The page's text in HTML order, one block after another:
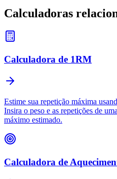
Calculadoras
Calculadora de 1RM
Estime sua repetição máxima
Insira o peso e as repetições de
máximo estimado.
Calculadora de